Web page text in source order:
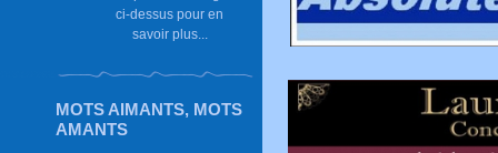
ci-dessus pour en
savoir plus...
MOTS AIMANTS, MOTS
AMANTS